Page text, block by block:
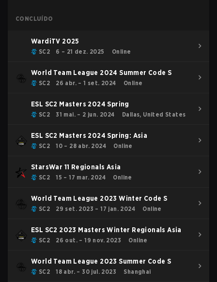
CONCLUÍDO
WardiTV 2025
SC2 6 – 21 dez. 2025 Online
World Team League 2024 Summer Code S
SC2 26 abr. – 1 set. 2024 Online
ESL SC2 Masters 2024 Spring
SC2 31 mai. – 2 jun. 2024 Dallas, United States
ESL SC2 Masters 2024 Spring: Asia
SC2 10 – 28 abr. 2024 Online
StarsWar 11 Regionals Asia
SC2 15 – 17 mar. 2024 Online
World Team League 2023 Winter Code S
SC2 29 set. 2023 – 17 jan. 2024 Online
ESL SC2 2023 Masters Winter Regionals Asia
SC2 26 out. – 19 nov. 2023 Online
World Team League 2023 Summer Code S
SC2 18 abr. – 30 jul. 2023 Shanghai